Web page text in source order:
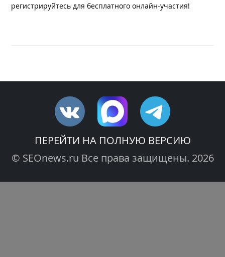
регистрируйтесь для бесплатного онлайн-участия!
ПЕРЕЙТИ НА ПОЛНУЮ ВЕРСИЮ
© SEOnews.ru Все права защищены. 2026